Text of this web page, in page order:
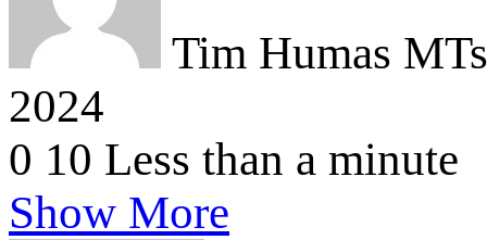
Tim Humas
2024
0 10 Less than a minute
Show More